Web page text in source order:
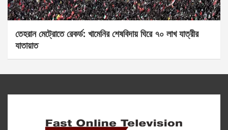
তেহরান মেট্রোতে রেকর্ড: খামেনির শেষবিদায় ঘিরে ৭০ লাখ যাত্রীর
যাতায়াত